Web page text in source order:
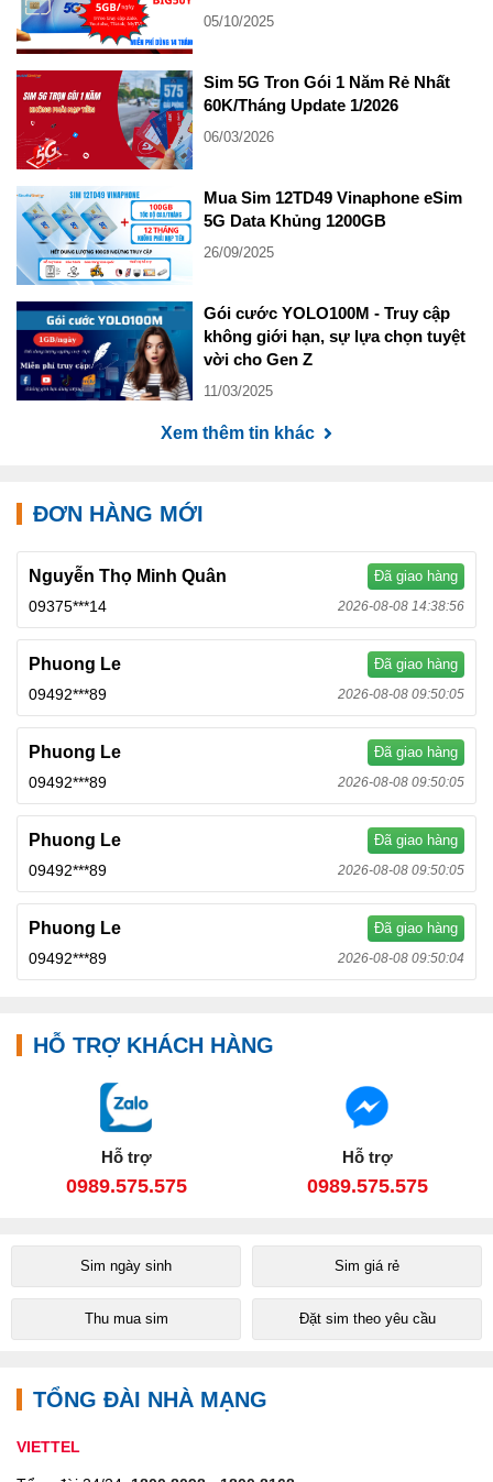
05/10/2025
Sim 5G Tron Gói 1 Năm Rẻ Nhất
60K/Tháng Update 1/2026
06/03/2026
Mua Sim 12TD49 Vinaphone eSim
5G Data Khủng 1200GB
26/09/2025
Gói cước YOLO100M - Truy cập
không giới hạn, sự lựa chọn tuyệt
vời cho Gen Z
11/03/2025
Xem thêm tin khác
ĐƠN HÀNG MỚI
Nguyễn Thọ Minh Quân Đã giao hàng
09375***14 2026-08-08 14:38:56
Phuong Le Đã giao hàng
09492***89 2026-08-08 09:50:05
Phuong Le Đã giao hàng
09492***89 2026-08-08 09:50:05
Phuong Le Đã giao hàng
09492***89 2026-08-08 09:50:05
Phuong Le Đã giao hàng
09492***89 2026-08-08 09:50:04
HỖ TRỢ KHÁCH HÀNG
Hỗ trợ
0989.575.575
Hỗ trợ
0989.575.575
Sim ngày sinh Sim giá rẻ
Thu mua sim Đặt sim theo yêu cầu
TỔNG ĐÀI NHÀ MẠNG
VIETTEL